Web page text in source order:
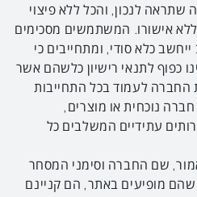
לנכון, והכל ללא פיצוי
אישורו. המשתמשים מסכימים
כלא סודי, ומתחייבים כי
כפוף לתנאי רישיון כלשהם אשר
החברה לעמוד בכל התחייבות
נוכחית או מוצרים,
עתידיים המשלבים כל
שם החברה וסימני המסחר
מופיעים באתר, הם קניינם